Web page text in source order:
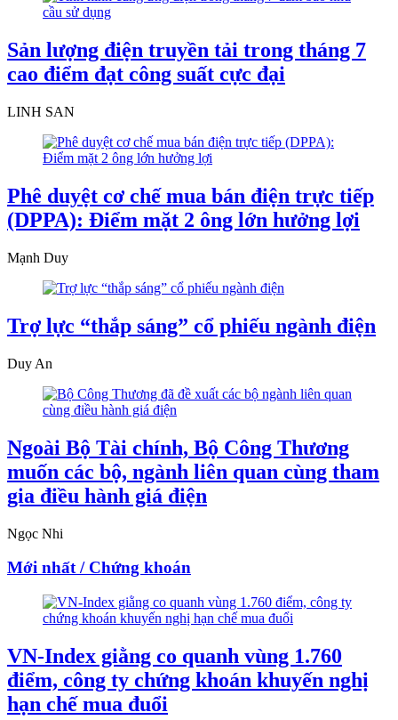
Sản lượng điện truyền tải trong tháng 7
cao điểm đạt công suất cực đại
LINH SAN
Phê duyệt cơ chế mua bán điện trực tiếp
(DPPA): Điểm mặt 2 ông lớn hưởng lợi
Mạnh Duy
Trợ lực “thắp sáng” cổ phiếu ngành điện
Duy An
Ngoài Bộ Tài chính, Bộ Công Thương
muốn các bộ, ngành liên quan cùng tham
gia điều hành giá điện
Ngọc Nhi
Mới nhất / Chứng khoán
VN-Index giằng co quanh vùng 1.760
điểm, công ty chứng khoán khuyến nghị
hạn chế mua đuổi